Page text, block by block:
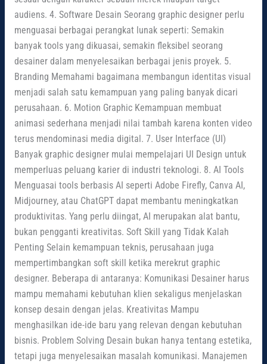
audiens. 4. Software Desain Seorang graphic designer perlu
menguasai berbagai perangkat lunak seperti: Semakin
banyak tools yang dikuasai, semakin fleksibel seorang
desainer dalam menyelesaikan berbagai jenis proyek. 5.
Branding Memahami bagaimana membangun identitas visual
menjadi salah satu kemampuan yang paling banyak dicari
perusahaan. 6. Motion Graphic Kemampuan membuat
animasi sederhana menjadi nilai tambah karena konten video
terus mendominasi media digital. 7. User Interface (UI)
Banyak graphic designer mulai mempelajari UI Design untuk
memperluas peluang karier di industri teknologi. 8. AI Tools
Menguasai tools berbasis AI seperti Adobe Firefly, Canva AI,
Midjourney, atau ChatGPT dapat membantu meningkatkan
produktivitas. Yang perlu diingat, AI merupakan alat bantu,
bukan pengganti kreativitas. Soft Skill yang Tidak Kalah
Penting Selain kemampuan teknis, perusahaan juga
mempertimbangkan soft skill ketika merekrut graphic
designer. Beberapa di antaranya: Komunikasi Desainer harus
mampu memahami kebutuhan klien sekaligus menjelaskan
konsep desain dengan jelas. Kreativitas Mampu
menghasilkan ide-ide baru yang relevan dengan kebutuhan
bisnis. Problem Solving Desain bukan hanya tentang estetika,
tetapi juga menyelesaikan masalah komunikasi. Manajemen